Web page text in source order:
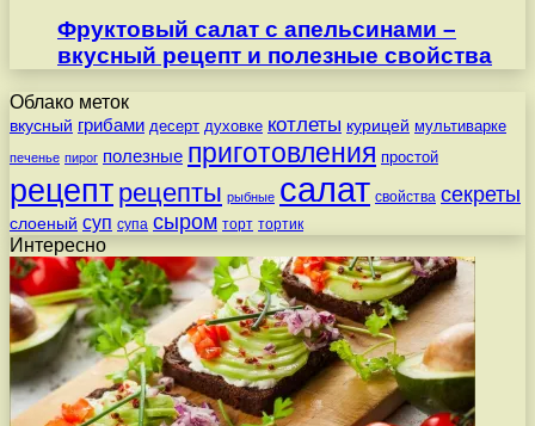
Фруктовый салат с апельсинами –
вкусный рецепт и полезные свойства
Облако меток
вкусный грибами десерт духовке котлеты курицей мультиварке
печенье пирог полезные приготовления простой
рецепт рецепты рыбные салат свойства секреты
слоеный суп супа сыром торт тортик
Интересно